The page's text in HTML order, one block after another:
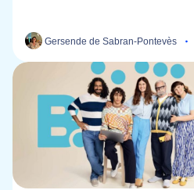
Gersende de Sabran-Pontevès